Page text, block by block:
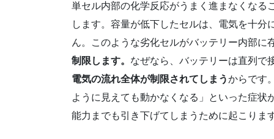
単セル内部の化学反応がうまく進まなくなる
します。容量が低下したセルは、電気を十
ん。このような劣化セルがバッテリー内部に
制限します。 なぜなら、バッテリーは直列で
電気の流れ全体が制限されてしまうからです
ように見えても動かなくなる」といった症
能力までも引き下げてしまうために起こります